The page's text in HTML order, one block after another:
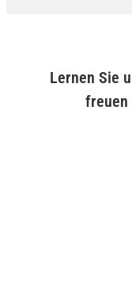
Lernen Sie
freuen